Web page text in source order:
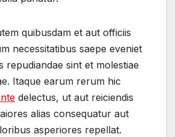
quibusdam et aut officiis
necessitatibus saepe eveniet
repudiandae sint et molestiae
Itaque earum rerum hic
delectus, ut aut reiciendis
alias consequatur aut
asperiores repellat.